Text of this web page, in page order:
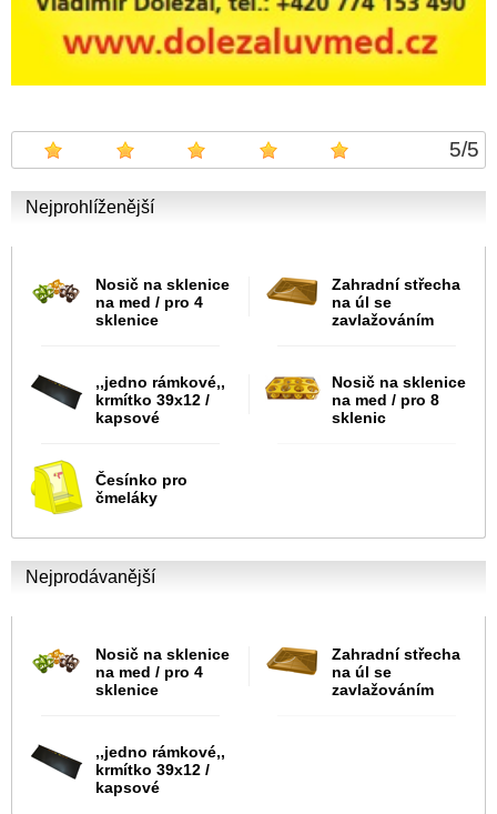
5/5
Nejprohlíženější
Nosič na sklenice
na med / pro 4
sklenice
Zahradní střecha
na úl se
zavlažováním
,,jedno rámkové,,
krmítko 39x12 /
kapsové
Nosič na sklenice
na med / pro 8
sklenic
Česínko pro
čmeláky
Nejprodávanější
Nosič na sklenice
na med / pro 4
sklenice
Zahradní střecha
na úl se
zavlažováním
,,jedno rámkové,,
krmítko 39x12 /
kapsové